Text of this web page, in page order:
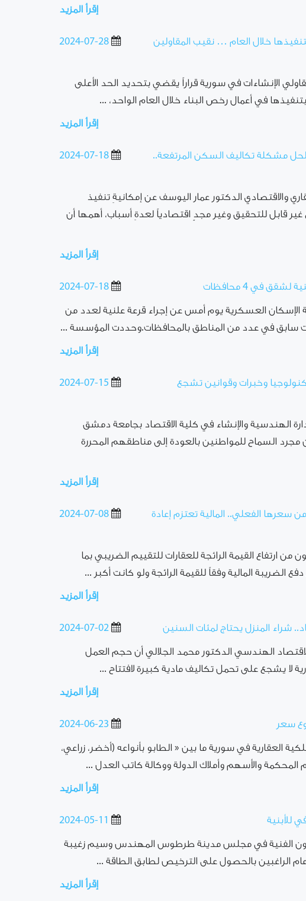
إقرأ المزيد
2024-07-28
خلال العام … نقيب المقاولين
الإنشاءات في سورية قراراً يقضي بتحديد الحد الأعلى
في أعمال رخص البناء خلال العام الواحد، ...
إقرأ المزيد
2024-07-18
مشكلة تكاليف السكن المرتفعة..
والاقتصادي الدكتور عمار اليوسف عن إمكانيةِ تنفيذ
قابل للتحقيق وغير مجدٍ اقتصادياً لعدةِ أسباب، أهمها أن
إقرأ المزيد
2024-07-18 في 4 محافظات
الإسكان العسكرية يوم أمس عن إجراء قرعة علنية لعدد من
سابق في عدد من المناطق بالمحافظات.وحددت المؤسسة ...
إقرأ المزيد
2024-07-15
وخبرات وقوانين تشجع
الهندسية والإنشاء في كلية الاقتصاد بجامعة دمشق
السماح للمواطنين بالعودة إلى مناطقهم المحررة
إقرأ المزيد
2024-07-08
سعرها الفعلي.. المالية تعتزم إعادة
ارتفاع القيمة الرائجة للعقارات للتقييم الضريبي بما
الضريبة المالية وفقاً للقيمة الرائجة ولو كانت أكبر ...
إقرأ المزيد
2024-07-02 شراء المنزل يحتاج لمئات السنين
الاقتصاد الهندسي الدكتور محمد الجلالي أن حجم العمل
لا يشجع على تحمل تكاليف مادية كبيرة لافتتاح ...
إقرأ المزيد
2024-06-23 سعر
العقارية في سورية ما بين « الطابو بأنواعه (أخضر، زراعي،
والأسهم وأملاك الدولة ووكالة كاتب العدل ...
إقرأ المزيد
2024-05-11 للأبنية
الفنية في مجلس مدينة طرطوس المهندس وسيم زغيبة
الراغبين بالحصول على الترخيص لطابق الطاقة ...
إقرأ المزيد